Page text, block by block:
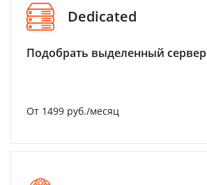
Dedicated
Подобрать выделенный сервер
От 1499 руб./месяц